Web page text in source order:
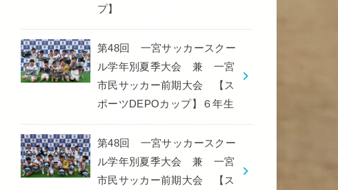
プ】
第48回 一宮サッカースクー
ル学年別夏季大会 兼 一宮
市民サッカー前期大会 【ス
ポーツDEPOカップ】６年生
第48回 一宮サッカースクー
ル学年別夏季大会 兼 一宮
市民サッカー前期大会 【ス